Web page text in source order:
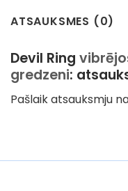
ATSAUKSMES (0)
Devil Ring
gredzeni:
Pašlaik atsauksmju